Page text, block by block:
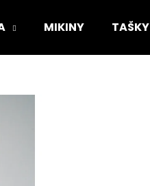
MIKINY TAŠKY